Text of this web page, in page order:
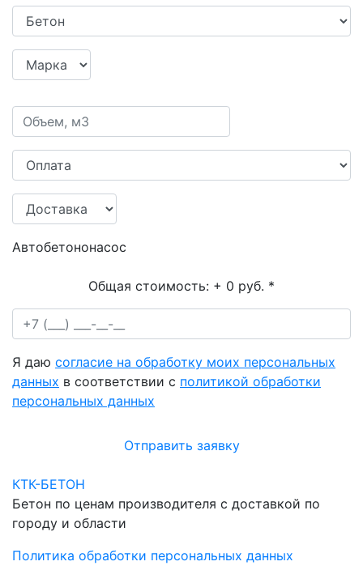
Автобетононасос
Общая стоимость: + 0 руб. *
Я даю согласие на обработку моих персональных
данных в соответствии с политикой обработки
персональных данных
Отправить заявку
КТК-БЕТОН
Бетон по ценам производителя с доставкой по
городу и области
Политика обработки персональных данных